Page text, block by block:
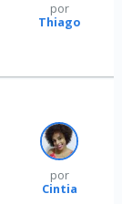
por
Thiago
por
Cintia